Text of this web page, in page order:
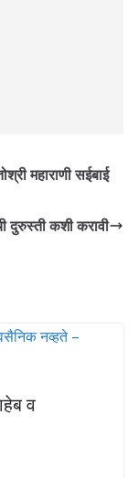
महाराणी सईबाई
दुरुस्ती कशी करावी
व